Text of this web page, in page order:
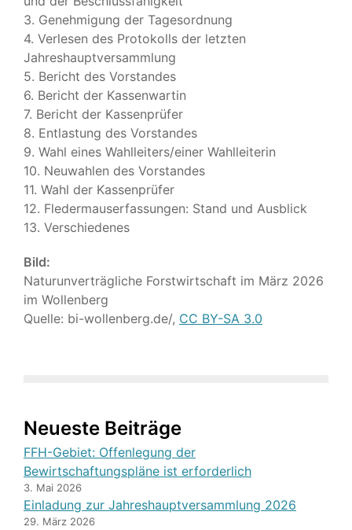
3. Genehmigung der Tagesordnung
4. Verlesen des Protokolls der letzten
Jahreshauptversammlung
5. Bericht des Vorstandes
6. Bericht der Kassenwartin
7. Bericht der Kassenprüfer
8. Entlastung des Vorstandes
9. Wahl eines Wahlleiters/einer Wahlleiterin
10. Neuwahlen des Vorstandes
11. Wahl der Kassenprüfer
12. Fledermauserfassungen: Stand und Ausblick
13. Verschiedenes
Bild:
Naturunverträgliche Forstwirtschaft im März 2026
im Wollenberg
Quelle: bi-wollenberg.de/, CC BY-SA 3.0
Neueste Beiträge
FFH-Gebiet: Offenlegung der
Bewirtschaftungspläne ist erforderlich
3. Mai 2026
Einladung zur Jahreshauptversammlung 2026
29. März 2026